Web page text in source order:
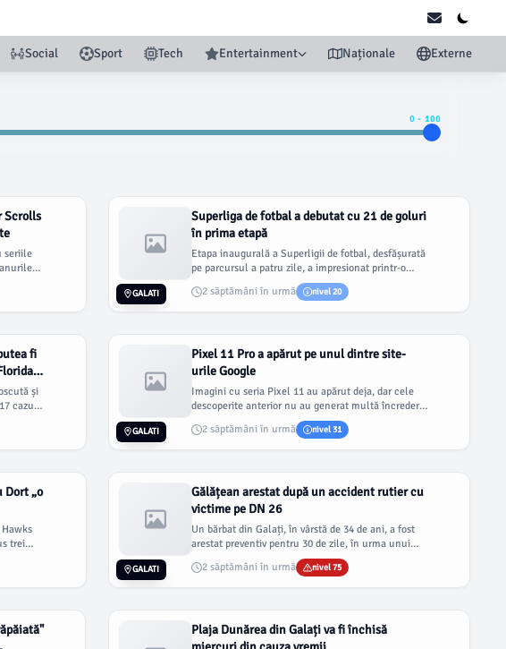
Social Sport Tech Entertainment Naționale Externe
0 - 100
Scrolls
seriile
Superliga de fotbal a debutat cu 21 de goluri
în prima etapă
Etapa inaugurală a Superligii de fotbal, desfășurată
pe parcursul a patru zile, a impresionat printr-o
2 săptămâni în urmă nivel 20
GALATI
fi
și
cazuri
Pixel 11 Pro a apărut pe unul dintre site-
urile Google
Imagini cu seria Pixel 11 au apărut deja, dar cele
descoperite anterior nu au generat multă încredere.
2 săptămâni în urmă nivel 31
GALATI
Dort „o
trei
Gălățean arestat după un accident rutier cu
victime pe DN 26
Un bărbat din Galați, în vârstă de 34 de ani, a fost
arestat preventiv pentru 30 de zile, în urma unui
2 săptămâni în urmă nivel 75
GALATI
Plaja Dunărea din Galați va fi închisă